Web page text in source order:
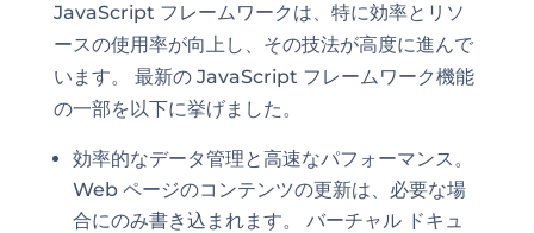
JavaScript フレームワークは、特に効率とリソ
ースの使用率が向上し、その技法が高度に進んで
います。 最新の JavaScript フレームワーク機能
の一部を以下に挙げました。
効率的なデータ管理と高速なパフォーマンス。
Web ページのコンテンツの更新は、必要な場
合にのみ書き込まれます。 バーチャル ドキュ